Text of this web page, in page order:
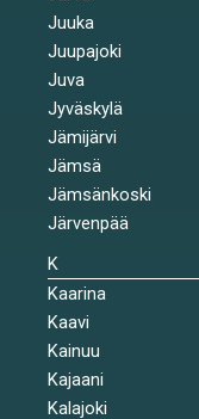
Juuka
Juupajoki
Juva
Jyväskylä
Jämijärvi
Jämsä
Jämsänkoski
Järvenpää
K
Kaarina
Kaavi
Kainuu
Kajaani
Kalajoki